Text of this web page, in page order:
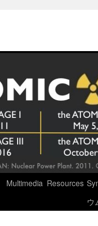
Multimedia Resources
ウ